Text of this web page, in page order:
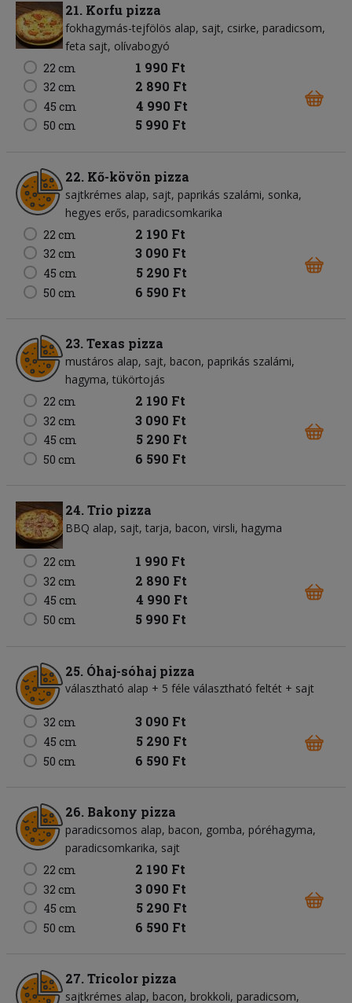
21. Korfu pizza
fokhagymás-tejfölös alap sajt csirke paradicsom
feta sajt olívabogyó
22 cm
1 990 Ft
32 cm 2 890 Ft
45 cm 4 990 Ft
50 cm 5 990 Ft
22. Kő-kövön pizza
sajtkrémes alap sajt paprikás szalámi sonka
hegyes erős paradicsomkarika
22 cm
2 190 Ft
32 cm 3 090 Ft
45 cm 5 290 Ft
50 cm 6 590 Ft
23. Texas pizza
mustáros alap sajt bacon paprikás szalámi
hagyma tükörtojás
22 cm
2 190 Ft
32 cm 3 090 Ft
45 cm 5 290 Ft
50 cm 6 590 Ft
24. Trio pizza
BBQ alap sajt tarja bacon virsli hagyma
22 cm 1 990 Ft
32 cm 2 890 Ft
45 cm 4 990 Ft
50 cm 5 990 Ft
25. Óhaj-sóhaj pizza
választható alap + 5 féle választható feltét + sajt
32 cm 3 090 Ft
45 cm 5 290 Ft
50 cm 6 590 Ft
26. Bakony pizza
paradicsomos alap bacon gomba póréhagyma
paradicsomkarika sajt
22 cm
2 190 Ft
32 cm 3 090 Ft
45 cm 5 290 Ft
50 cm 6 590 Ft
27. Tricolor pizza
sajtkrémes alap bacon brokkoli paradicsom